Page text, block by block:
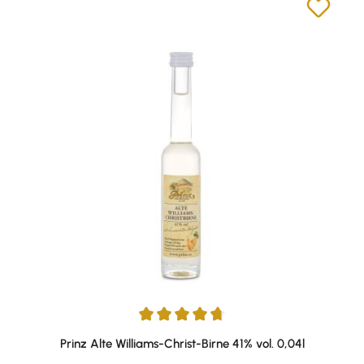
Durchschnittliche Bewertung von 4.75 von 5 Sternen
Prinz Alte Williams-Christ-Birne 41% vol. 0,04l